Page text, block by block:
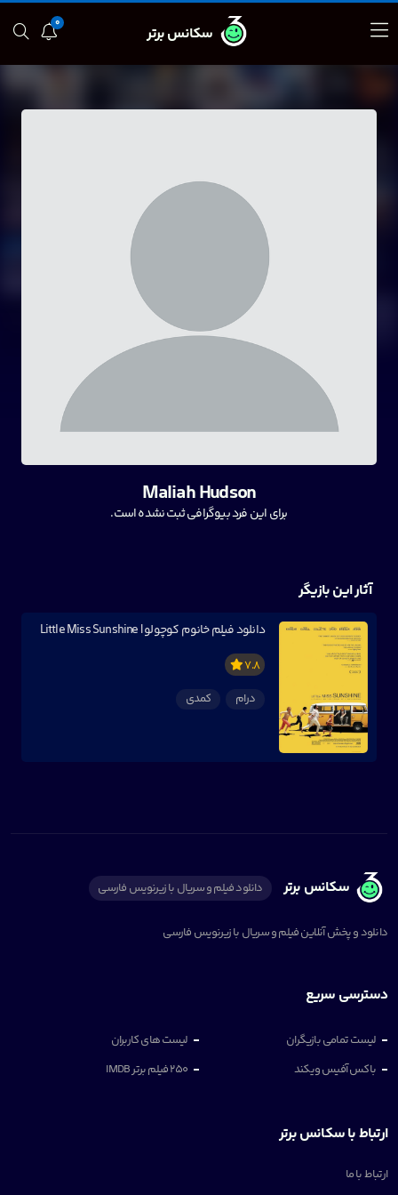
0
سکانس برتر
Maliah Hudson
برای این فرد بیوگرافی ثبت نشده است.
آثار این بازیگر
دانلود فیلم خانوم کوچولو | Little Miss Sunshine
7.8
درام
کمدی
سکانس برتر دانلود فیلم و سریال با زیرنویس فارسی
دانلود و پخش آنلاین فیلم و سریال با زیرنویس فارسی
دسترسی سریع
لیست تمامی بازیگران
لیست های کاربران
باکس آفیس ویکند
250 فیلم برتر IMDB
ارتباط با سکانس برتر
ارتباط با ما